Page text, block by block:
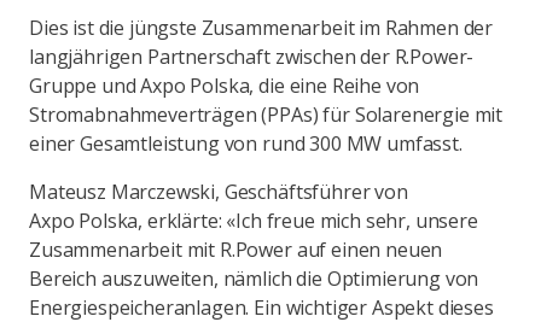
Dies ist die jüngste Zusammenarbeit im Rahmen der
langjährigen Partnerschaft zwischen der R.Power-
Gruppe und Axpo Polska, die eine Reihe von
Stromabnahmeverträgen (PPAs) für Solarenergie mit
einer Gesamtleistung von rund 300 MW umfasst.
Mateusz Marczewski, Geschäftsführer von
Axpo Polska, erklärte: «Ich freue mich sehr, unsere
Zusammenarbeit mit R.Power auf einen neuen
Bereich auszuweiten, nämlich die Optimierung von
Energiespeicheranlagen. Ein wichtiger Aspekt dieses